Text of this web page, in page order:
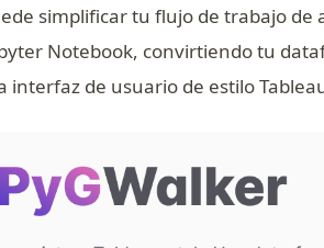
in a new tab)
simplificar tu flujo de trabajo de
Notebook, convirtiendo tu
interfaz de usuario de estilo